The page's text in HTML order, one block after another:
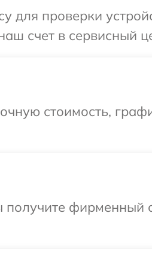
проверки
счет в сервисный
стоимость,
фирменный